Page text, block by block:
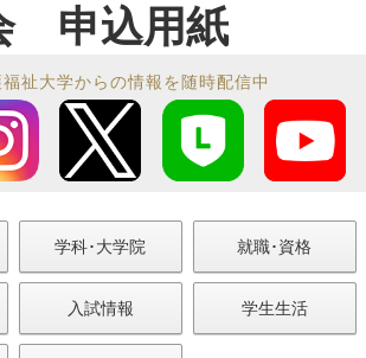
申込用紙
祉大学からの情報を随時配信中
学科･大学院 就職･資格
入試情報 学生生活